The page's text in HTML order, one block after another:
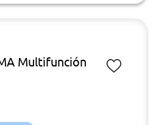
Multifunción